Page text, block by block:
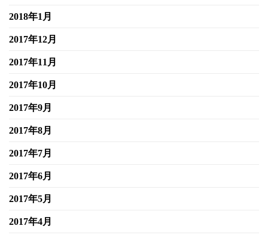
2018年1月
2017年12月
2017年11月
2017年10月
2017年9月
2017年8月
2017年7月
2017年6月
2017年5月
2017年4月